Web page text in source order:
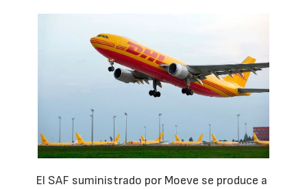
El SAF suministrado por Moeve se produce a